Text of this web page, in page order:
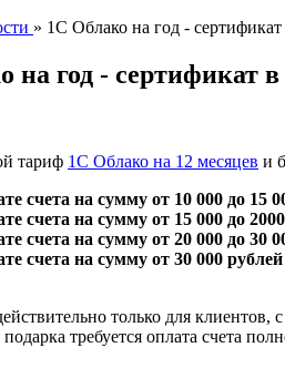
» 1С Облако на год -
на год - сертификат в
тариф 1С Облако на 12 месяцев и
счета на сумму от 10 000 до 15
счета на сумму от 15 000 до
счета на сумму от 20 000 до 30
счета на сумму от 30 000
только для
требуется оплата счета